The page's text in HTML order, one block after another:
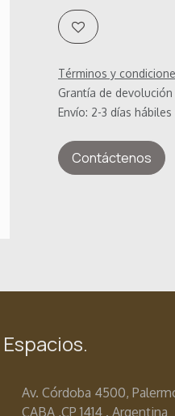
Términos y
Grantía de devolución
Envío: 2-3 días hábiles
Contáctenos
Av. Córdoba 4500,
CABA ,CP 1414 . Argentina